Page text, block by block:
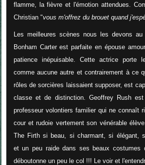
flamme, la fièvre et l'émotion attendues.
Christian "vous m'offrez du brouet quand
Les meilleures scènes nous les devons
Bonham Carter est parfaite en épouse
patience inépuisable. Cette actrice porte
comme aucune autre et contrairement à ce
rôles de sorcières laissaient supposer, est
classe et de distinction. Geoffrey Rush
professeur volontiers familier qui ne connaît
cour et rudoie vertement son vénérable
The Firth si beau, si charmant, si élégant,
et un peu raide dans ses beaux costumes
déboutonne un peu le col !!! Le voir et